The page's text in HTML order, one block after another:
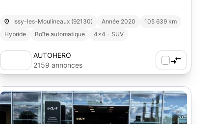
Issy-les-Moulineaux (92130) Année 2020
105 639 km
Hybride
Boîte automatique 4x4 - SUV
AUTOHERO
2159 annonces